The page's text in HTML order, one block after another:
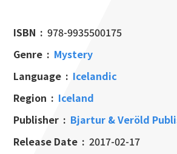
ISBN
978-9935500175
Genre
Mystery
Language
Icelandic
Region
Iceland
Publisher
Bjartur & Veröld
Release Date
2017-02-17